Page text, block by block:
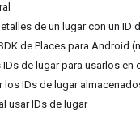
de un lugar con un ID
de Places para Android
de lugar para usarlos en
los IDs de lugar
usar IDs de lugar